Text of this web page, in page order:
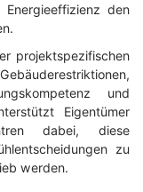
den
projektspezifischen
und
Eigentümer
dabei, diese
zu
werden.